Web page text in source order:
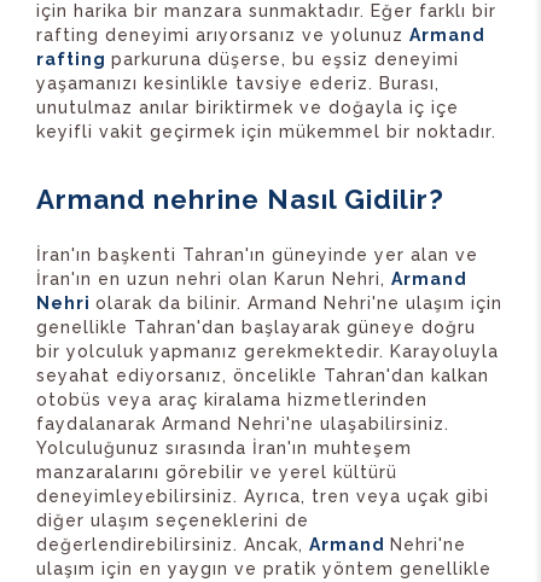
için harika bir manzara sunmaktadır. Eğer farklı bir
rafting deneyimi arıyorsanız ve yolunuz Armand
rafting parkuruna düşerse, bu eşsiz deneyimi
yaşamanızı kesinlikle tavsiye ederiz. Burası,
unutulmaz anılar biriktirmek ve doğayla iç içe
keyifli vakit geçirmek için mükemmel bir noktadır.
Armand nehrine Nasıl Gidilir?
İran'ın başkenti Tahran'ın güneyinde yer alan ve
İran'ın en uzun nehri olan Karun Nehri, Armand
Nehri olarak da bilinir. Armand Nehri'ne ulaşım için
genellikle Tahran'dan başlayarak güneye doğru
bir yolculuk yapmanız gerekmektedir. Karayoluyla
seyahat ediyorsanız, öncelikle Tahran'dan kalkan
otobüs veya araç kiralama hizmetlerinden
faydalanarak Armand Nehri'ne ulaşabilirsiniz.
Yolculuğunuz sırasında İran'ın muhteşem
manzaralarını görebilir ve yerel kültürü
deneyimleyebilirsiniz. Ayrıca, tren veya uçak gibi
diğer ulaşım seçeneklerini de
değerlendirebilirsiniz. Ancak, Armand
Nehri'ne
ulaşım için en yaygın ve pratik yöntem genellikle